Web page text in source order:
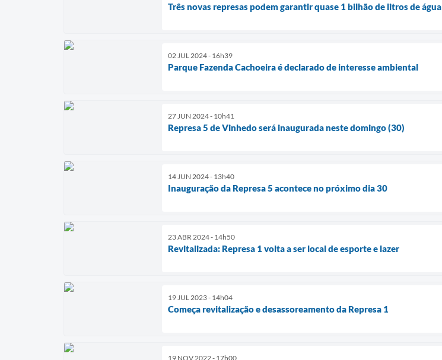
Três novas represas podem garantir quase 1 bilhão de litros de água
02 JUL 2024 - 16h39
Parque Fazenda Cachoeira é declarado de interesse ambiental
27 JUN 2024 - 10h41
Represa 5 de Vinhedo será inaugurada neste domingo (30)
14 JUN 2024 - 13h40
Inauguração da Represa 5 acontece no próximo dia 30
23 ABR 2024 - 14h50
Revitalizada: Represa 1 volta a ser local de esporte e lazer
19 JUL 2023 - 14h04
Começa revitalização e desassoreamento da Represa 1
19 NOV 2022 - 17h00